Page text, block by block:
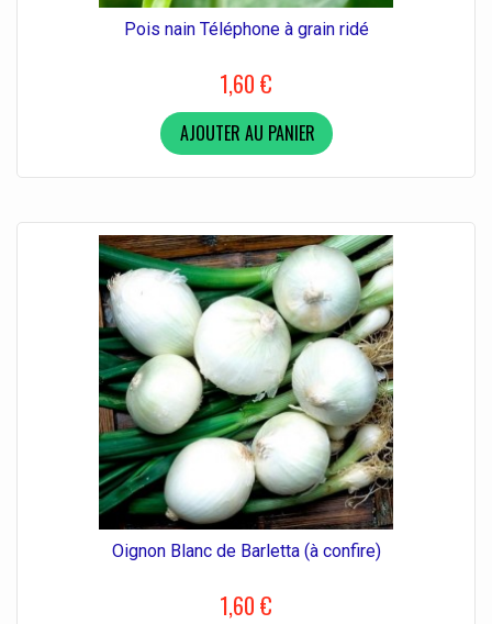
Pois nain Téléphone à grain ridé
1,60 €
AJOUTER AU PANIER
Oignon Blanc de Barletta (à confire)
1,60 €